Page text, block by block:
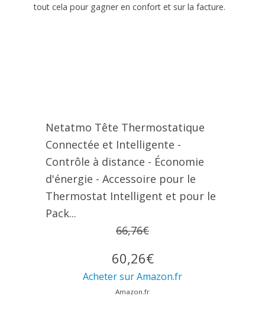
tout cela pour gagner en confort et sur la facture.
Netatmo Tête Thermostatique
Connectée et Intelligente -
Contrôle à distance - Économie
d'énergie - Accessoire pour le
Thermostat Intelligent et pour le
Pack...
66,76€
60,26€
Acheter sur Amazon.fr
Amazon.fr